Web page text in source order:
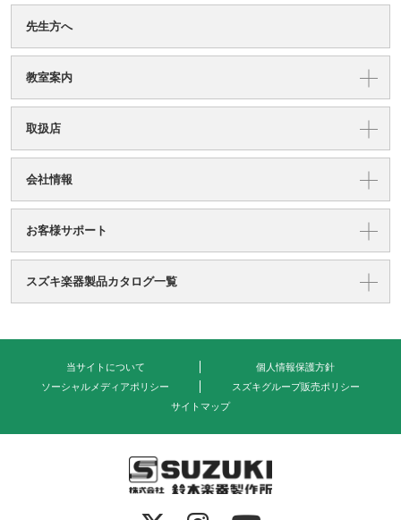
先生方へ
教室案内
取扱店
会社情報
お客様サポート
スズキ楽器製品カタログ一覧
当サイトについて
個人情報保護方針
ソーシャルメディアポリシー
スズキグループ販売ポリシー
サイトマップ